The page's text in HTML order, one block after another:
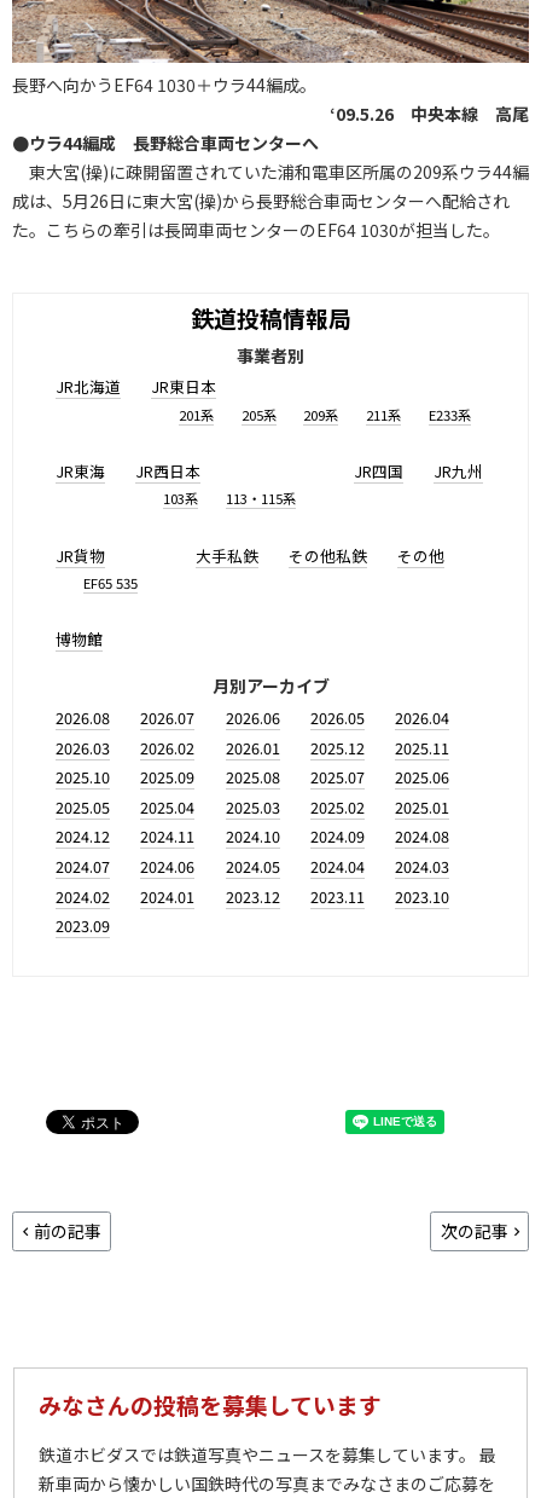
長野へ向かうEF64 1030＋ウラ44編成。
‘09.5.26 中央本線 高尾
●ウラ44編成 長野総合車両センターへ
東大宮(操)に疎開留置されていた浦和電車区所属の209系ウラ44編
成は、5月26日に東大宮(操)から長野総合車両センターへ配給され
た。こちらの牽引は長岡車両センターのEF64 1030が担当した。
鉄道投稿情報局
事業者別
JR北海道 JR東日本
201系 205系 209系 211系 E233系
JR東海 JR西日本
103系 113・115系
JR四国 JR九州
JR貨物
EF65 535
大手私鉄 その他私鉄 その他
博物館
月別アーカイブ
2026.08 2026.07 2026.06 2026.05
2026.04
2026.03
2026.02 2026.01 2025.12
2025.11
2025.10
2025.09 2025.08 2025.07
2025.06
2025.05
2025.04 2025.03 2025.02
2025.01
2024.12
2024.11 2024.10 2024.09
2024.08
2024.07
2024.06 2024.05 2024.04
2024.03
2024.02
2024.01 2023.12 2023.11
2023.10
2023.09
前の記事 次の記事
みなさんの投稿を募集しています
鉄道ホビダスでは鉄道写真やニュースを募集しています。 最
新車両から懐かしい国鉄時代の写真までみなさまのご応募を